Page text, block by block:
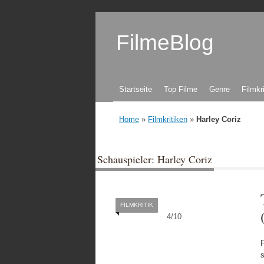
FilmeBlog
Zum Inhalt springen
Startseite Top Filme Genre
Home » Filmkritiken » Harley Coriz
Schauspieler: Harley Coriz
4/10
FILMKRITIK